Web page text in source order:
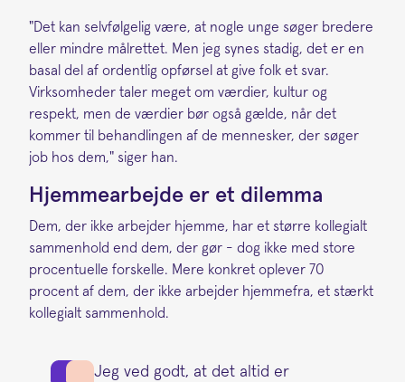
"Det kan selvfølgelig være, at nogle unge søger bredere
eller mindre målrettet. Men jeg synes stadig, det er en
basal del af ordentlig opførsel at give folk et svar.
Virksomheder taler meget om værdier, kultur og
respekt, men de værdier bør også gælde, når det
kommer til behandlingen af de mennesker, der søger
job hos dem," siger han.
Hjemmearbejde er et dilemma
Dem, der ikke arbejder hjemme, har et større kollegialt
sammenhold end dem, der gør - dog ikke med store
procentuelle forskelle. Mere konkret oplever 70
procent af dem, der ikke arbejder hjemmefra, et stærkt
kollegialt sammenhold.
Jeg ved godt, at det altid er